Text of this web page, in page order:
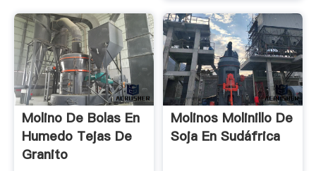
Molino De Bolas En
Humedo Tejas De
Granito
Molinos Molinillo De
Soja En Sudáfrica